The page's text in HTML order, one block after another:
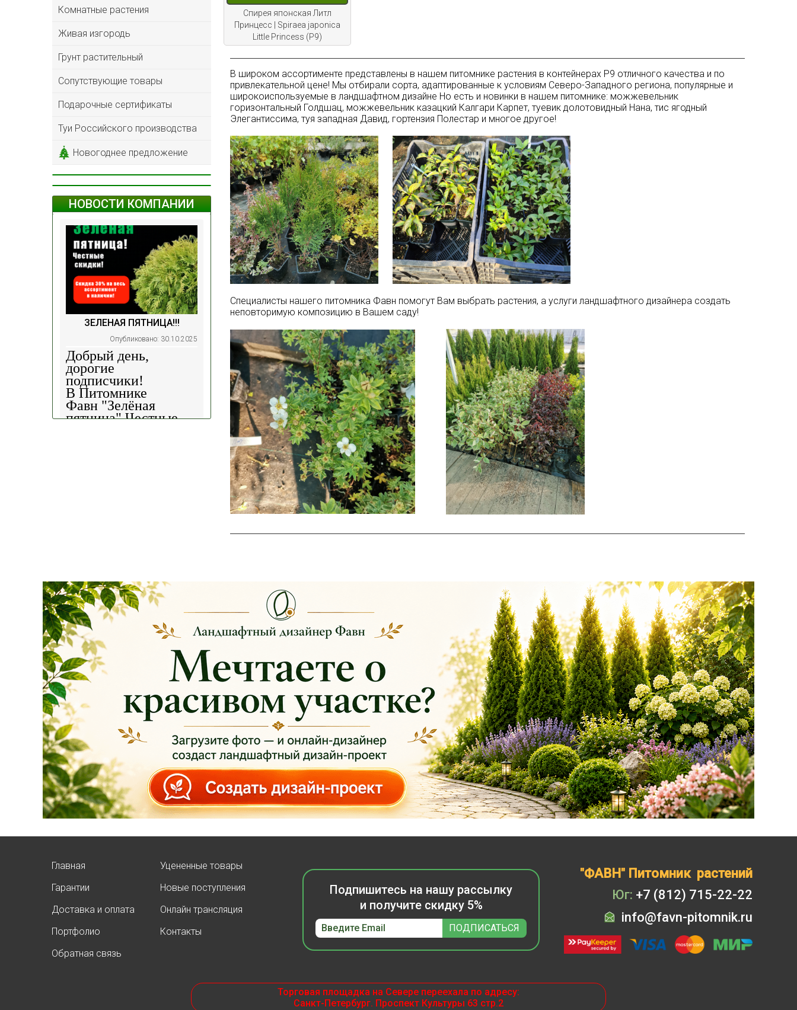
Комнатные растения
Живая изгородь
Грунт растительный
Сопутствующие товары
Подарочные сертификаты
Туи Российского производства
Новогоднее предложение
НОВОСТИ КОМПАНИИ
ЗЕЛЕНАЯ ПЯТНИЦА!!!
Опубликовано: 30.10.2025
Добрый день,
дорогие
подписчики!
В Питомнике
Фавн "Зелёная
пятница".Честные
Успейте приобрести
качественные
растения и украсить
свой сад! Всех ждём
в нашем питомнике!
ЧИТАТЬ ДАЛЕЕ
АКЦИЯ ТУИ БРАБАНТ
Опубликовано: 07.08.2025
Добрый день, дорогие
Скидка 20% навсе
Брабант
в наличии на
нашей площадке!
Спирея японская Литл
Принцесс | Spiraea japonica
Little Princess (Р9)
В широком ассортименте представлены в нашем питомнике растения в контейнерах Р9 отличного качества и по
привлекательной цене! Мы отбирали сорта, адаптированные к условиям Северо-Западного региона, популярные и
широкоиспользуемые в ландшафтном дизайне Но есть и новинки в нашем питомнике: можжевельник
горизонтальный Голдшац, можжевельник казацкий Калгари Карпет, туевик долотовидный Нана, тис ягодный
Элегантиссима, туя западная Давид, гортензия Полестар и многое другое!
Специалисты нашего питомника Фавн помогут Вам выбрать растения, а услуги ландшафтного дизайнера создать
неповторимую композицию в Вашем саду!
Главная
Гарантии
Доставка и оплата
Портфолио
Обратная связь
Уцененные товары
Новые поступления
Онлайн трансляция
Контакты
Подпишитесь на нашу рассылку
и получите скидку 5%
"ФАВН" Питомник растений
Юг: +7 (812) 715-22-22
info@favn-pitomnik.ru
Торговая площадка на Севере переехала по адресу:
Санкт-Петербург. Проспект Культуры 63 стр.2